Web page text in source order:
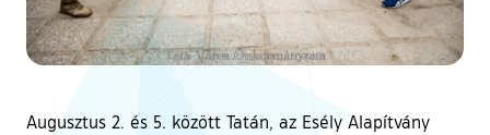
Augusztus 2. és 5. között Tatán, az Esély Alapítvány